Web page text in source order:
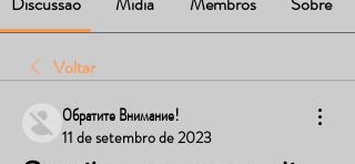
Voltar
Обратите Внимание!
11 de setembro de 2023